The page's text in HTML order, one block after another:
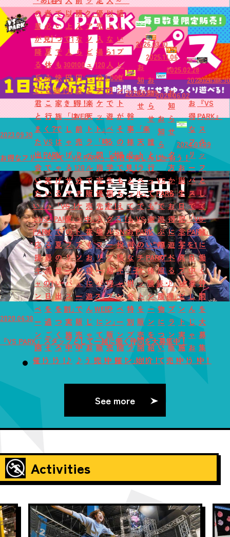
の
星
が
降
る
丘
で、
君
と
ま
た
出
会
い
た
い。』
×VS
PARK
応
援
キ
ャ
ン
ペ
ー
ン
開
催！
者
必
見】
夏
休
み
ど
こ
行
く？
VS
PARK
で
笑
い
ハ
ジ
け
る
最
高
の1
日
を
過
ご
そ
う！
で
い
つ
で
も
快
適！
家
族
で
は
し
ゃ
げ
る
「VS
PARK」
で
夏
の
思
い
出
を
つ
く
ろ
う！
以
上
で1
人
300
円
引
き！
「は
し
ゃ
げ
る
サ
マ
ー！
夏
の
フ
リ
ー
パ
ス
割」
実
施
中
♪
購
入
な
ら
100
円
お
得！
WEB
前
売
り
120
分
チ
ケ
ッ
ト
ア
ソ
ビ
ュ
ー
で
販
売
中
♪
ク」
ア
ソ
ビ
ュ
ー
と
楽
天
ト
ラ
ベ
ル
で
販
売
中。
夜
も
お
得
に
遊
ん
じ
ゃ
お
う！
優
先
入
場
120
分
チ
ケ
ッ
ト」
「時
間
指
定
優
先
入
場
フ
リ
ー
パ
ス」
WEB
に
て
販
売！
以
上
な
ら1
人
1,000
円
で
遊
べ
る
「大
学
生
限
定！
グ
ル
ー
プ
超
得
プ
ラ
ン」
販
売
中！
嬉
し
い
プ
レ
ゼ
ン
ト
が
そ
の
場
で
も
ら
え
る！
SNS
投
稿
キ
ャ
ン
ペ
ー
ン
開
催！
2026.03.29
幹
事
様
必
見！
と
っ
て
も
お
得
な
「子
供
会
特
別
プ
ラ
ン」！
2026.03.10
お
知
ら
せ
「楽
天
ト
ラ
ベ
ル」
で
VS
PARK
の
チ
ケ
ッ
ト
を
販
売
開
始！
2025.11.06
お
知
ら
せ
誰
と
行
っ
て
も
楽
し
い"VS
PARK"！
体
験
シ
ー
ン
を
紹
介！
2025.06.02
お
知
ら
せ
VS
PARK
で
遊
ぶ
際
の
服
装・
履
物
に
つ
い
て
2025.02.28
お
知
ら
せ
夕
方
か
ら
お
得
に
遊
べ
る
♪「夕
得」
プ
ラ
ン
販
売！
2024.01.09
お
誕
生
日
記
念
写
真
プ
レ
ゼ
ン
ト
実
施
中！
2023.09.30
お
得
な
フ
リ
ー
パ
ス
で
「VS
PARK」
を1
日
中
楽
し
ん
じ
ゃ
お
う！
2020.06.30
『VS
PARK』
ス
タ
ッ
フ
と
し
て
一
緒
に
働
く
仲
間
を
大
募
集
中！
2023.09.30
お得なフリーパスで「VS PARK」を1日中楽しんじゃおう！
2020.06.30
『VS PARK』スタッフとして一緒に働く仲間を大募集中！
See more
Activities